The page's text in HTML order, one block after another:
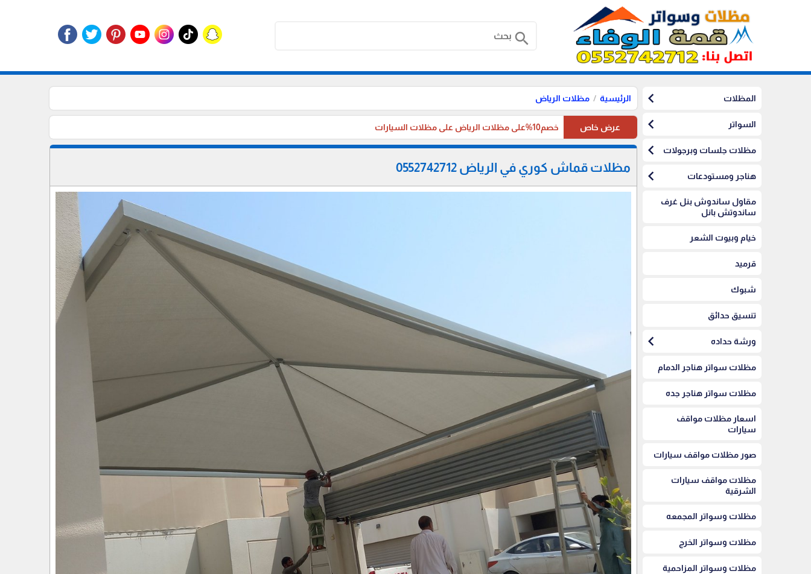
search
المظلات chevron_left
السواتر chevron_left
مظلات جلسات وبرجولات chevron_left
هناجر ومستودعات chevron_left
مقاول ساندوش بنل غرف
ساندوتش بانل
خيام وبيوت الشعر
قرميد
شبوك
تنسيق حدائق
ورشة حداده chevron_left
مظلات سواتر هناجر الدمام
مظلات سواتر هناجر جده
اسعار مظلات مواقف
سيارات
صور مظلات مواقف سيارات
مظلات مواقف سيارات
الشرقية
مظلات وسواتر المجمعه
مظلات وسواتر الخرج
مظلات وسواتر المزاحمية
الرئيسية مظلات الرياض
عرض خاص خصم10%على مظلات الرياض على مظلات السيارات
مظلات قماش كوري في الرياض 0552742712